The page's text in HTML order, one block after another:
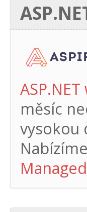
měsíc
vysokou